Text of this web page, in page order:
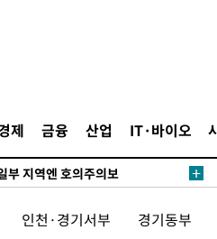
제 금융 산업 IT·바이오
투표…金 47.75%·鄭 42.08%·
호 7번 의미보단 팀 위해 뛸 것"
당 30㎜ '강한 비'[내일날씨]
꼈고, 많은 트로피 원해 아틀레
지역엔 호의주의보
잠기고 담벼락 붕괴
인천·경기서부 경기동부